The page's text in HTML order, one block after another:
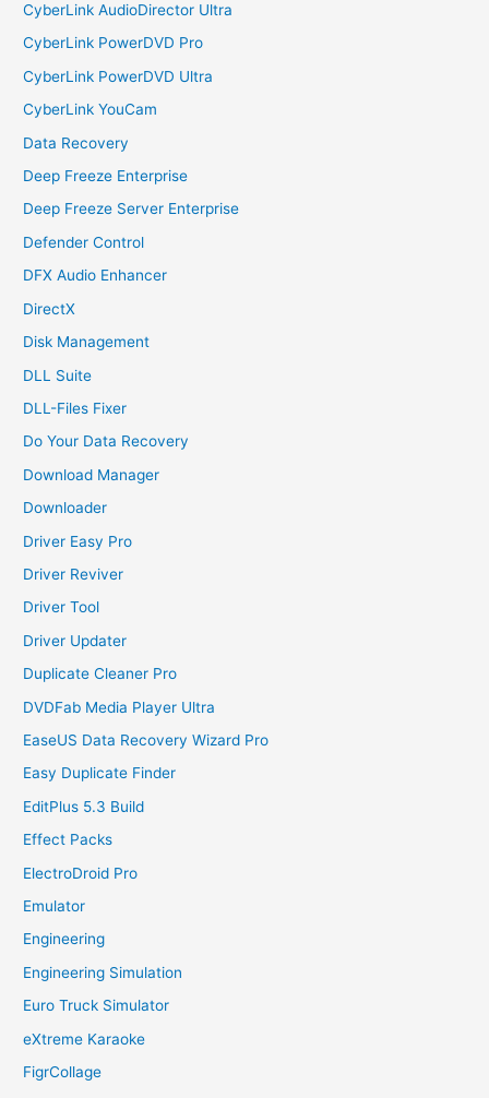
CyberLink AudioDirector Ultra
CyberLink PowerDVD Pro
CyberLink PowerDVD Ultra
CyberLink YouCam
Data Recovery
Deep Freeze Enterprise
Deep Freeze Server Enterprise
Defender Control
DFX Audio Enhancer
DirectX
Disk Management
DLL Suite
DLL-Files Fixer
Do Your Data Recovery
Download Manager
Downloader
Driver Easy Pro
Driver Reviver
Driver Tool
Driver Updater
Duplicate Cleaner Pro
DVDFab Media Player Ultra
EaseUS Data Recovery Wizard Pro
Easy Duplicate Finder
EditPlus 5.3 Build
Effect Packs
ElectroDroid Pro
Emulator
Engineering
Engineering Simulation
Euro Truck Simulator
eXtreme Karaoke
FigrCollage